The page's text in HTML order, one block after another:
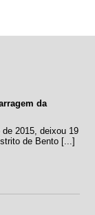
da
2015, deixou 19
de Bento [...]